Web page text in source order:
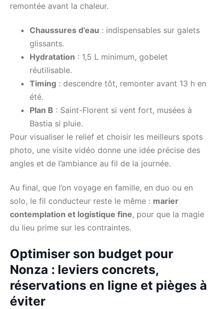
remontée avant la chaleur.
Chaussures d’eau : indispensables sur galets
glissants.
Hydratation : 1,5 L minimum, gobelet
réutilisable.
Timing : descendre tôt, remonter avant 13 h en
été.
Plan B : Saint-Florent si vent fort, musées à
Bastia si pluie.
Pour visualiser le relief et choisir les meilleurs spots
photo, une visite vidéo donne une idée précise des
angles et de l’ambiance au fil de la journée.
Au final, que l’on voyage en famille, en duo ou en
solo, le fil conducteur reste le même : marier
contemplation et logistique fine, pour que la magie
du lieu prime sur les contraintes.
Optimiser son budget pour
Nonza : leviers concrets,
réservations en ligne et pièges à
éviter